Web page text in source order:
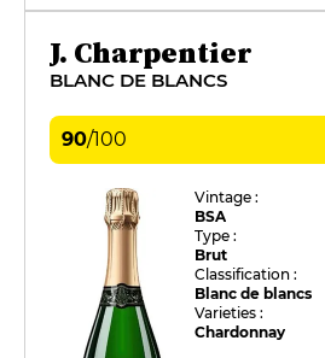
J. Charpentier
BLANC DE BLANCS
90/100
Vintage :
BSA
Type :
Brut
Classification :
Blanc de blancs
Varieties :
Chardonnay